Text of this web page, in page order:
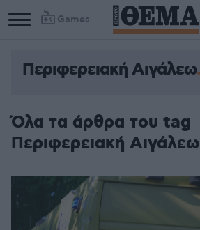
Games
Περιφερειακή Αιγάλεω
Όλα τα άρθρα του tag
Περιφερειακή Αιγάλεω